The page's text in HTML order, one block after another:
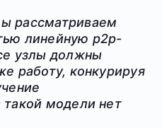
рассматриваем
линейную p2p-
узлы должны
работу, конкурируя
такой модели нет